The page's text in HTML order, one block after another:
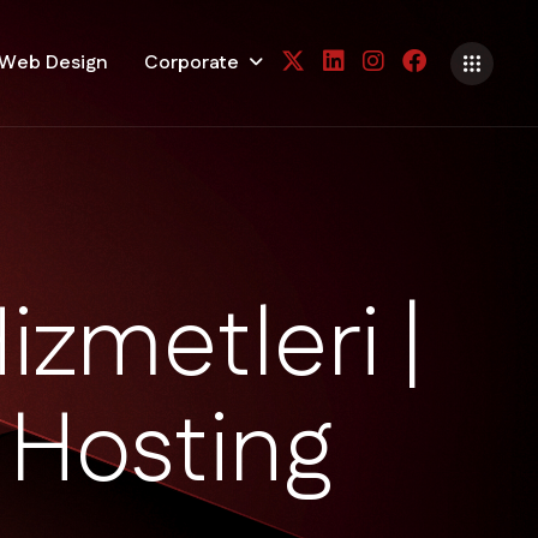
Design Corporate
izmetleri |
Hosting